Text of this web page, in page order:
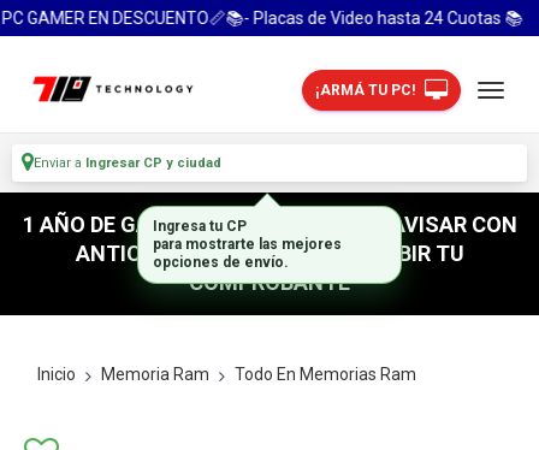
GAMER EN DESCUENTO📏📚- Placas de Video hasta 24 Cuotas 📚
¡ARMÁ TU PC!
Enviar a Ingresar CP y ciudad
1 AÑO DE GARANTIA! / PARA RETIRO AVISAR CON
ANTICIPACION / NO OLVIDES SUBIR TU
COMPROBANTE
Inicio Memoria Ram Todo En Memorias Ram
Ingresa tu CP
para mostrarte las mejores
opciones de envío.